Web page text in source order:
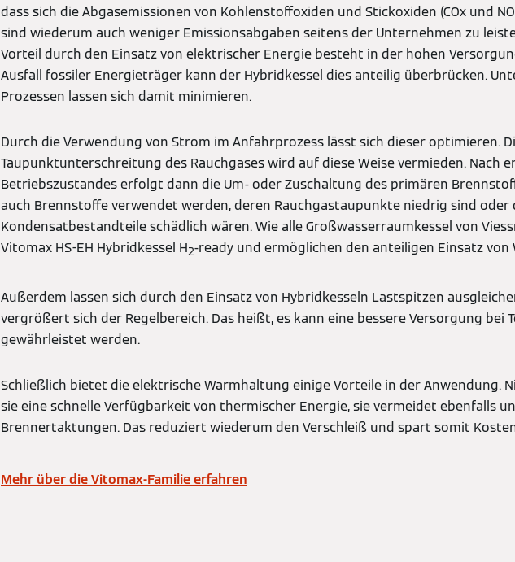
dass sich die Abgasemissionen von Kohlenstoffoxiden und Stickoxiden (COx und
sind wiederum auch weniger Emissionsabgaben seitens der Unternehmen zu
Vorteil durch den Einsatz von elektrischer Energie besteht in der hohen
Ausfall fossiler Energieträger kann der Hybridkessel dies anteilig überbrücken.
Prozessen lassen sich damit minimieren.
Durch die Verwendung von Strom im Anfahrprozess lässt sich dieser optimieren.
Taupunktunterschreitung des Rauchgases wird auf diese Weise vermieden. Nach
Betriebszustandes erfolgt dann die Um- oder Zuschaltung des primären
auch Brennstoffe verwendet werden, deren Rauchgastaupunkte niedrig sind oder
Kondensatbestandteile schädlich wären. Wie alle Großwasserraumkessel von
Vitomax HS-EH Hybridkessel H2-ready und ermöglichen den anteiligen Einsatz von
Außerdem lassen sich durch den Einsatz von Hybridkesseln Lastspitzen
vergrößert sich der Regelbereich. Das heißt, es kann eine bessere Versorgung bei
gewährleistet werden.
Schließlich bietet die elektrische Warmhaltung einige Vorteile in der Anwendung.
sie eine schnelle Verfügbarkeit von thermischer Energie, sie vermeidet ebenfalls
Brennertaktungen. Das reduziert wiederum den Verschleiß und spart somit
Mehr über die Vitomax-Familie erfahren